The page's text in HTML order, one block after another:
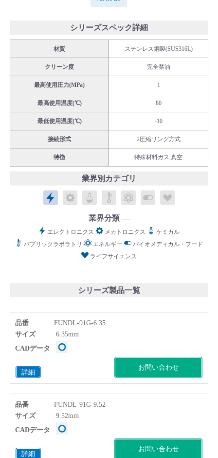
ログイン
会社情報
Corporate Blog
採用情報
Language： 日本語／ English
シリーズスペック詳細
材質 ステンレス鋼製(SUS316L)
クリーン度 完全禁油
最高使用圧力(MPa) 1
最高使用温度(℃) 80
最低使用温度(℃) -10
接続形式 2圧縮リング方式
特徴 特殊材料ガス,真空
業界別カテゴリ
エレクトロニクス
メカトロニクス
ケミカルパブリックラボラトリ
エネルギーバイオメディカ
業界分類
エレクトロニクス メカトロニクス
ケミカル
パブリックラボラトリ
エネルギー
バイオメディカル・フード
ライフサイエンス
シリーズ製品一覧
品番 FUNDL-91G-6.35
詳細
サイズ 6.35mm
お問い合わせ
CADデータ
品番 FUNDL-91G-9.52
詳細
サイズ 9.52mm
お問い合わせ
CADデータ